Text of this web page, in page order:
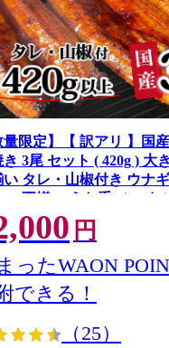
量限定】【 訳アリ 】国
3尾 セット ( 420g ) 大
い タレ・山椒付き ウナ
い 不揃い うな重 ひつま
城 八千代町 ふるさと納
円
ったWAON
できる！
（25）